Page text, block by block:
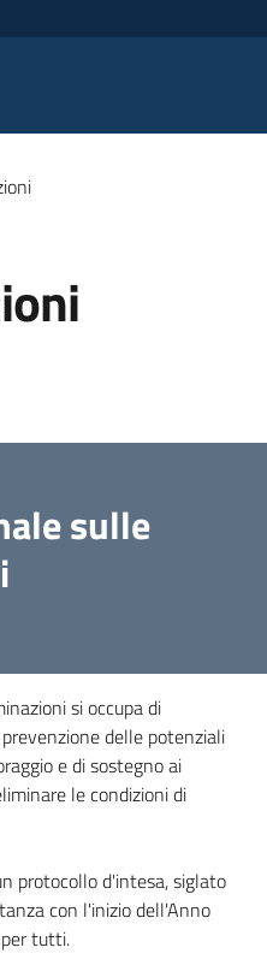
sulle
si occupa di
delle potenziali
e di sostegno ai
le condizioni di
protocollo d'intesa, siglato
con l'inizio dell'Anno
tutti.